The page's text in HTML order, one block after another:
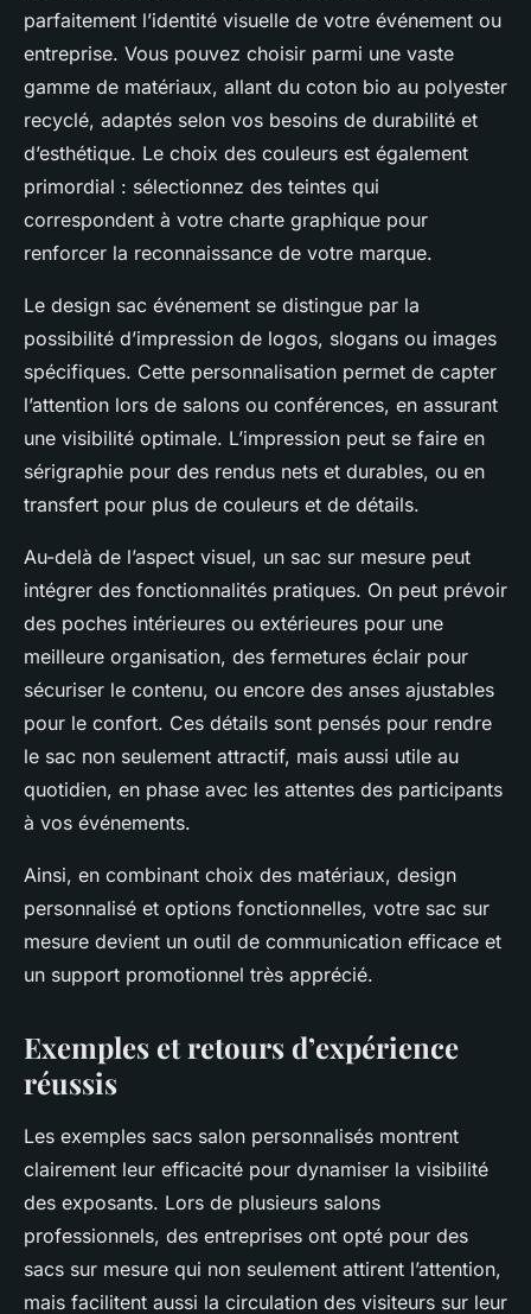
parfaitement l’identité visuelle de votre événement ou
entreprise. Vous pouvez choisir parmi une vaste
gamme de matériaux, allant du coton bio au polyester
recyclé, adaptés selon vos besoins de durabilité et
d’esthétique. Le choix des couleurs est également
primordial : sélectionnez des teintes qui
correspondent à votre charte graphique pour
renforcer la reconnaissance de votre marque.
Le design sac événement se distingue par la
possibilité d’impression de logos, slogans ou images
spécifiques. Cette personnalisation permet de capter
l’attention lors de salons ou conférences, en assurant
une visibilité optimale. L’impression peut se faire en
sérigraphie pour des rendus nets et durables, ou en
transfert pour plus de couleurs et de détails.
Au-delà de l’aspect visuel, un sac sur mesure peut
intégrer des fonctionnalités pratiques. On peut prévoir
des poches intérieures ou extérieures pour une
meilleure organisation, des fermetures éclair pour
sécuriser le contenu, ou encore des anses ajustables
pour le confort. Ces détails sont pensés pour rendre
le sac non seulement attractif, mais aussi utile au
quotidien, en phase avec les attentes des participants
à vos événements.
Ainsi, en combinant choix des matériaux, design
personnalisé et options fonctionnelles, votre sac sur
mesure devient un outil de communication efficace et
un support promotionnel très apprécié.
Exemples et retours d’expérience
réussis
Les exemples sacs salon personnalisés montrent
clairement leur efficacité pour dynamiser la visibilité
des exposants. Lors de plusieurs salons
professionnels, des entreprises ont opté pour des
sacs sur mesure qui non seulement attirent l’attention,
mais facilitent aussi la circulation des visiteurs sur leur